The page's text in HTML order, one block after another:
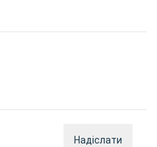
Надіслати